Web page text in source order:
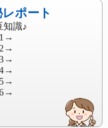
ポート
知識♪
→
→
→
→
→
→